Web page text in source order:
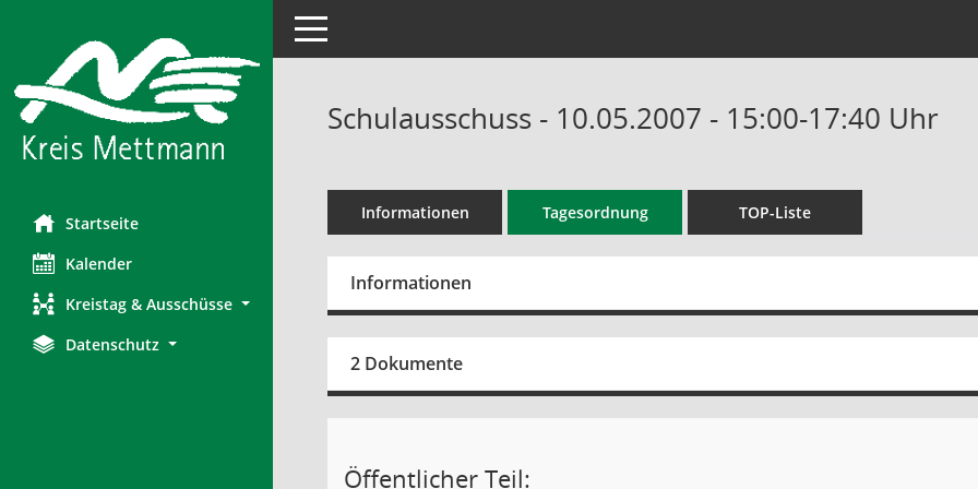
Startseite
Kalender
Kreistag & Ausschüsse
Datenschutz
Toggle navigation
Schulausschuss - 10.05.2007 - 15:00-17:40 Uhr
Informationen Tagesordnung TOP-Liste
Informationen
2 Dokumente
Öffentlicher Teil: